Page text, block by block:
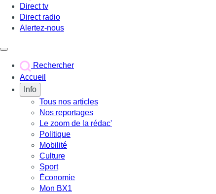
Direct tv
Direct radio
Alertez-nous
Rechercher
Accueil
Info
Tous nos articles
Nos reportages
Le zoom de la rédac'
Politique
Mobilité
Culture
Sport
Économie
Mon BX1